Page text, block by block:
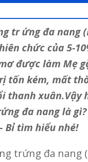
tr ứng đa nang
chức của 5-
được làm Mẹ
tốn kém, mất
thanh xuân.Vậy
đa nang là gì?
Bỉ tìm hiểu nhé!
trứng đa nang